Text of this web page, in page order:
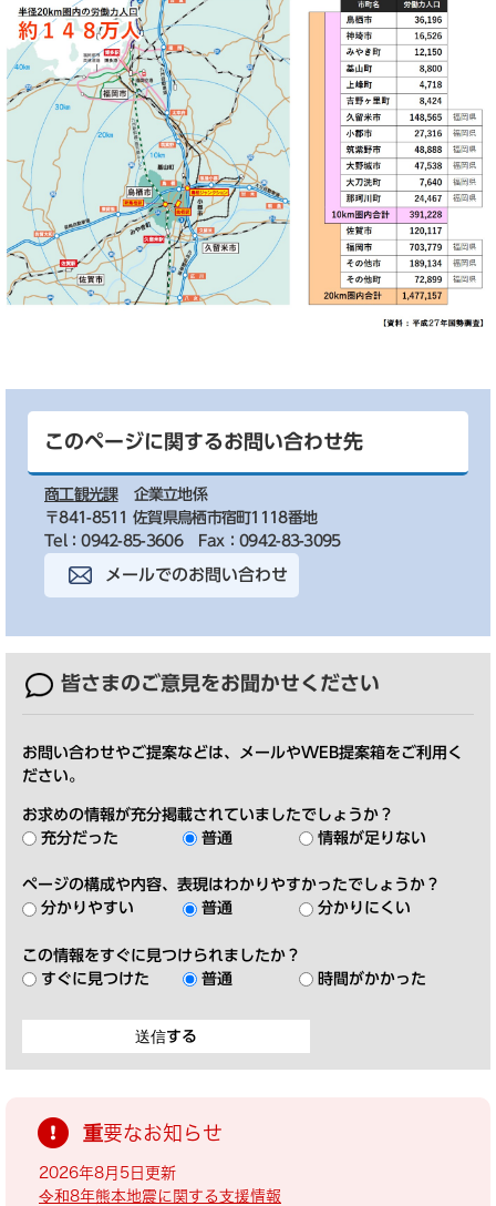
このページに関するお問い合わせ先
商工観光課
企業立地係
〒841-8511 佐賀県鳥栖市宿町1118番地
Tel：0942-85-3606
Fax：0942-83-3095
メールでのお問い合わせ
皆さまのご意見をお聞かせください
お問い合わせやご提案などは、メールやWEB提案箱をご利用く
ださい。
お求めの情報が充分掲載されていましたでしょうか？
充分だった
普通 情報が足りない
ページの構成や内容、表現はわかりやすかったでしょうか？
分かりやすい
普通 分かりにくい
この情報をすぐに見つけられましたか？
すぐに見つけた
普通 時間がかかった
重要なお知らせ
2026年8月5日更新
令和8年熊本地震に関する支援情報